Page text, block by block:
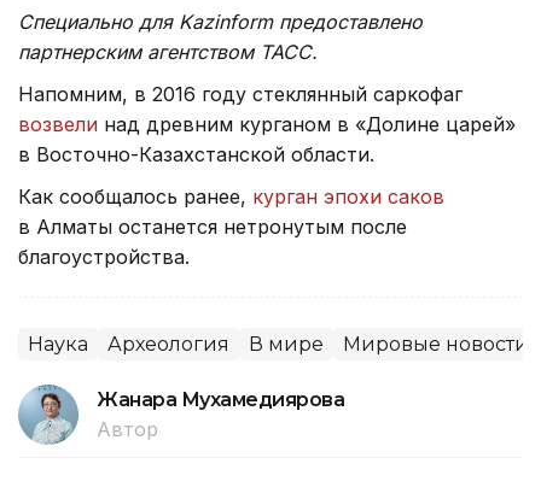
Специально для Kazinform предоставлено
партнерским агентством ТАСС.
Напомним, в 2016 году стеклянный саркофаг
возвели над древним курганом в «Долине царей»
в Восточно-Казахстанской области.
Как сообщалось ранее, курган эпохи саков
в Алматы останется нетронутым после
благоустройства.
Наука Археология В мире Мировые новости
Жанара Мухамедиярова
Автор